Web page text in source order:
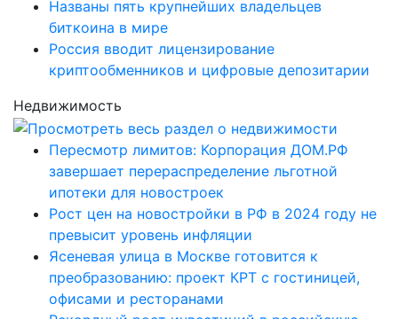
Названы пять крупнейших владельцев
биткоина в мире
Россия вводит лицензирование
криптообменников и цифровые депозитарии
Недвижимость
Пересмотр лимитов: Корпорация ДОМ.РФ
завершает перераспределение льготной
ипотеки для новостроек
Рост цен на новостройки в РФ в 2024 году не
превысит уровень инфляции
Ясеневая улица в Москве готовится к
преобразованию: проект КРТ с гостиницей,
офисами и ресторанами